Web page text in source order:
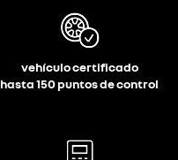
vehículo certificado
hasta 150 puntos de control